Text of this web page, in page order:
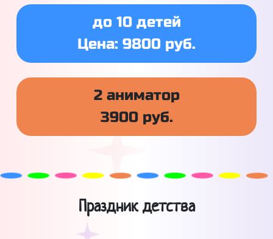
до 10 детей
Цена: 9800 руб.
2 аниматор
3900 руб.
Праздник детства